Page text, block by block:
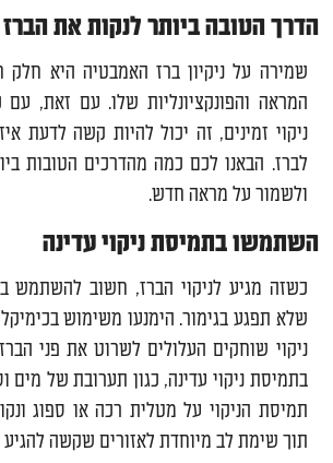
הדרך הטובה ביותר לנקות את הברז
שמירה על ניקיון ברז האמבטיה היא
המראה והפונקציונליות שלו. עם זאת,
ניקוי זמינים, זה יכול להיות קשה לדעת
לברז. הבאנו לכם כמה מהדרכים הטובות
ולשמור על מראה חדש.
השתמשו בתמיסת ניקוי עדינה
כשזה מגיע לניקוי הברז, חשוב להשתמש
שלא תפגע בגימור. הימנעו משימוש
ניקוי שוחקים העלולים לשרוט את פני
בתמיסת ניקוי עדינה, כגון תערובת של מים
תמיסת הניקוי על מטלית רכה או ספוג
תוך שימת לב מיוחדת לאזורים שקשה להגיע